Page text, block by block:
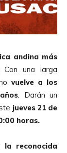
andina más
. Con una larga
vuelve a los
. Darán un
jueves 21 de
horas.
la reconocida